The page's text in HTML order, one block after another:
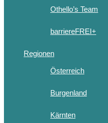
Othello’s Team
barriereFREI+
Regionen
Österreich
Burgenland
Kärnten